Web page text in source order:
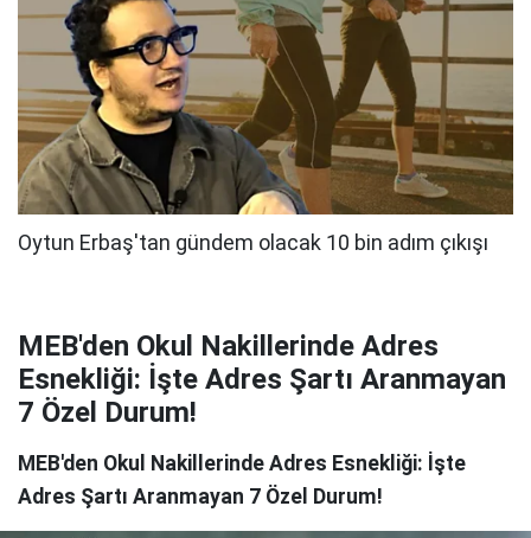
MEB'den Okul Nakillerinde Adres
Esnekliği: İşte Adres Şartı Aranmayan
7 Özel Durum!
MEB'den Okul Nakillerinde Adres Esnekliği: İşte
Adres Şartı Aranmayan 7 Özel Durum!